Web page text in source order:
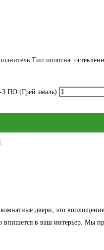
Тип полотна:
3 ПО (Грей эмаль)
двери, это
в ваш интерьер. Мы